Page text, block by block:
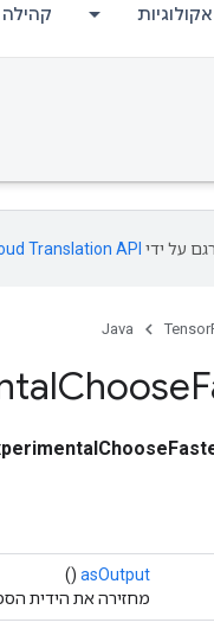
קהילה
על ידי Translation API
Java
Choose
asOutput
()
מחזירה את הידית